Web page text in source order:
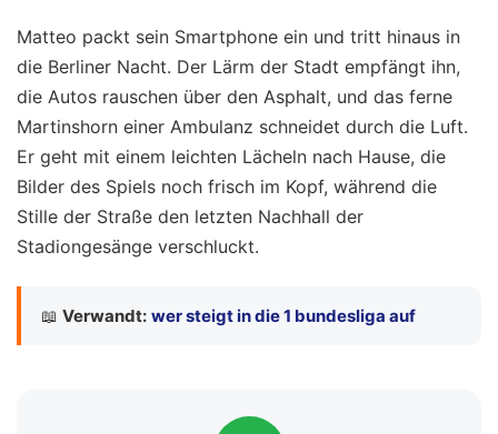
Matteo packt sein Smartphone ein und tritt hinaus in
die Berliner Nacht. Der Lärm der Stadt empfängt ihn,
die Autos rauschen über den Asphalt, und das ferne
Martinshorn einer Ambulanz schneidet durch die Luft.
Er geht mit einem leichten Lächeln nach Hause, die
Bilder des Spiels noch frisch im Kopf, während die
Stille der Straße den letzten Nachhall der
Stadiongesänge verschluckt.
📖 Verwandt: wer steigt in die 1 bundesliga auf